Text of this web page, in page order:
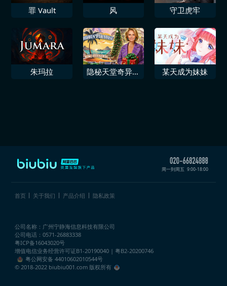
罪 Vault 风 守卫虎牢
朱玛拉
隐秘天堂奇异果
某天成为妹妹
周一到周五 9:00-18:00
首页 关于我们 产品介绍 隐私政策
公司名称：广州宁静海信息科技有限公司
公司电话：0571-26883338
粤ICP备16043020号
增值电信业务经营许可证B1-20190040 | 粤B2-20200746
粤公网安备 44010602010544号
© 2018-2022 biubiu001.com 版权所有